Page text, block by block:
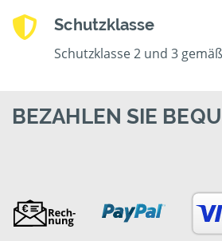
Schutzklasse
Schutzklasse 2 und 3
BEZAHLEN SIE